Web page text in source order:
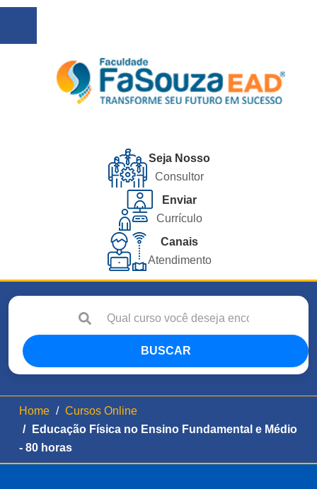
Seja Nosso
Consultor
Enviar
Currículo
Canais
Atendimento
BUSCAR
Home
Cursos Online
Educação Física no Ensino Fundamental e Médio
- 80 horas